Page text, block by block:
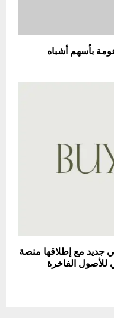
بأسهم أشباه
جديد مع إطلاقها منصة
للأصول الفاخرة